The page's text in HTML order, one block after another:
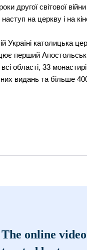
другої світової
на церкву і на
Україні католицька
перший
області, 33
видань та більше
The online